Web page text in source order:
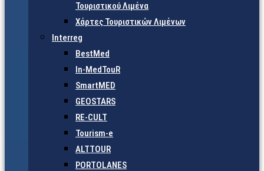
Τουριστικού Λιμένα
Χάρτες Τουριστικών Λιμένων
Interreg
BestMed
In-MedTouR
SmartMED
GEOSTARS
RE-CULT
Tourism-e
ALTTOUR
PORTOLANES